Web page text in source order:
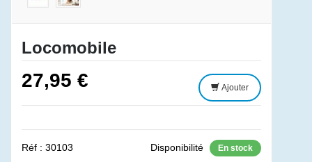
Locomobile
27,95 € Ajouter
Réf : 30103 Disponibilité En stock